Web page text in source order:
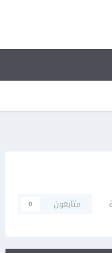
متابعون 0